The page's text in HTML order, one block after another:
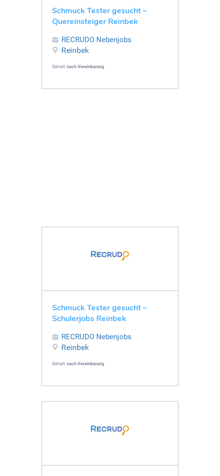
Schmuck Tester gesucht –
Quereinsteiger Reinbek
RECRUDO Nebenjobs
Reinbek
Gehalt: nach Vereinbarung
Schmuck Tester gesucht –
Schulerjobs Reinbek
RECRUDO Nebenjobs
Reinbek
Gehalt: nach Vereinbarung